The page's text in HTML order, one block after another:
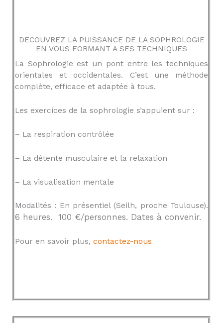
DECOUVREZ LA PUISSANCE DE LA SOPHROLOGIE
EN VOUS FORMANT A SES TECHNIQUES
La Sophrologie est un pont entre les techniques
orientales et occidentales. C’est une méthode
complète, efficace et adaptée à tous.
Les exercices de la sophrologie s’appuient sur :
– La respiration contrôlée
– La détente musculaire et la relaxation
– La visualisation mentale
Modalités : En présentiel (Seilh, proche Toulouse).
6 heures. 100 €/personnes. Dates à convenir.
Pour en savoir plus, contactez-nous